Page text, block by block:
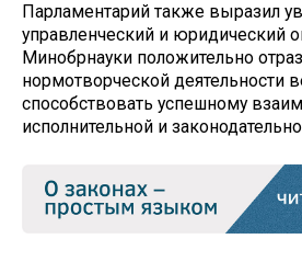
Парламентарий также выразил
управленческий и юридический
Минобрнауки положительно
нормотворческой деятельности
способствовать успешному
исполнительной и